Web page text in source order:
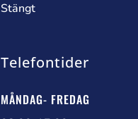
Stängt
Telefontider
MÅNDAG- FREDAG